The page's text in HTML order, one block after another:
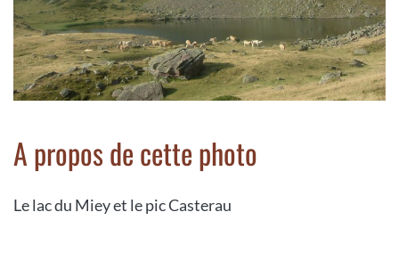
A propos de cette photo
Le lac du Miey et le pic Casterau